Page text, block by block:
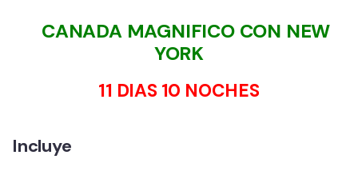
CANADA MAGNIFICO CON NEW
YORK
11 DIAS 10 NOCHES
Incluye